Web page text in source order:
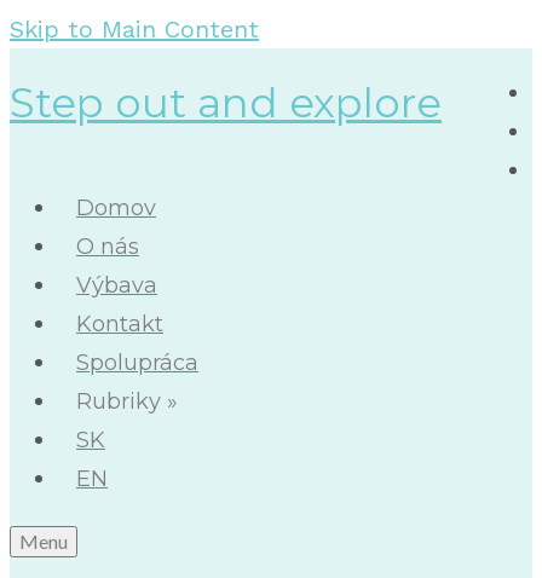
Skip to Main Content
Step out and explore
Domov
O nás
Výbava
Kontakt
Spolupráca
Rubriky »
SK
EN
Menu